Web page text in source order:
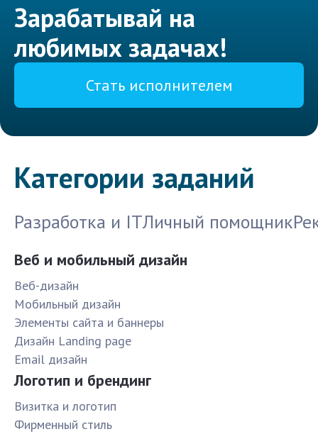
Зарабатывай на
любимых задачах!
Стать исполнителем
Категории заданий
Разработка и ITЛичный помощник
Веб и мобильный дизайн
Веб-дизайн
Мобильный дизайн
Элементы сайта и баннеры
Дизайн Landing page
Email дизайн
Логотип и брендинг
Визитка и логотип
Фирменный стиль